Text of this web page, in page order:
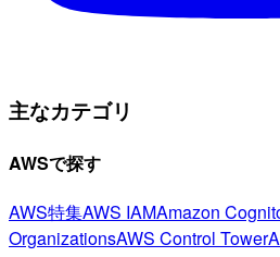
主なカテゴリ
AWSで探す
AWS特集AWS IAMAmazon
OrganizationsAWS Control Tower